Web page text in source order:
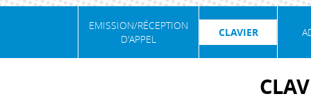
EMISSION/RÉCEPTION
D'APPEL
CLAVIER